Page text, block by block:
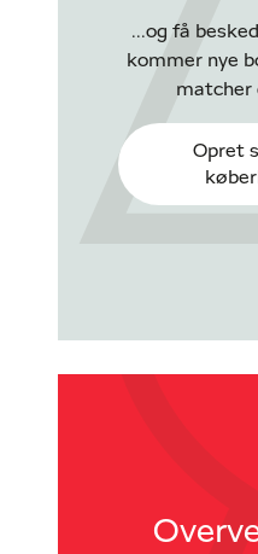
...og få
kommer nye
matcher
Opret